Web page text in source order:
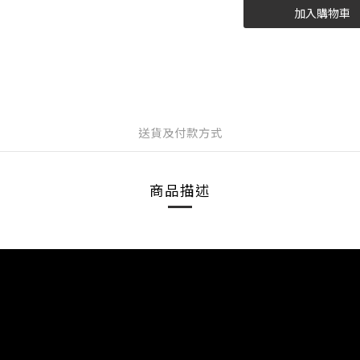
加入購物車
送貨及付款方式
商品描述